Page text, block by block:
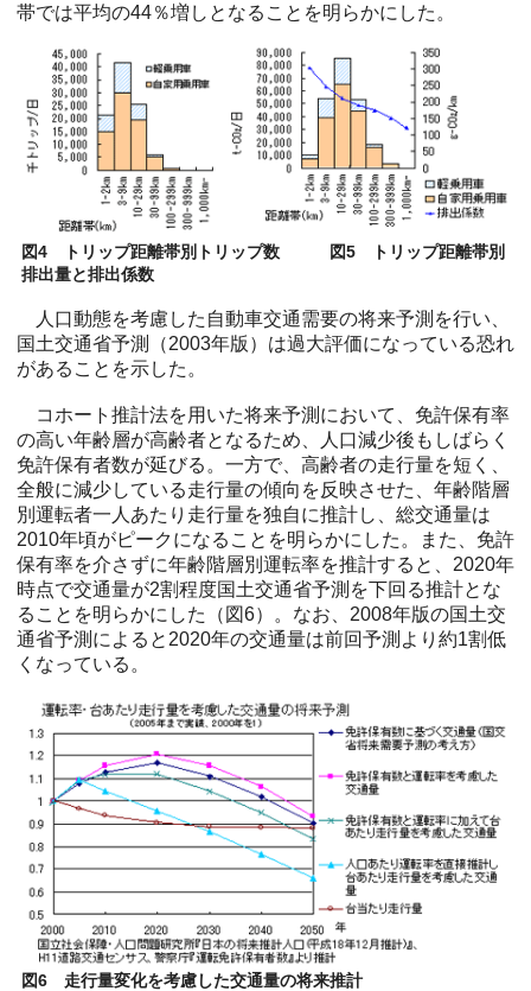
帯では平均の44％増しとなることを明らかにした。
図4 トリップ距離帯別トリップ数 図5 トリップ距離帯別
排出量と排出係数
人口動態を考慮した自動車交通需要の将来予測を行い、
国土交通省予測（2003年版）は過大評価になっている恐れ
があることを示した。
コホート推計法を用いた将来予測において、免許保有率
の高い年齢層が高齢者となるため、人口減少後もしばらく
免許保有者数が延びる。一方で、高齢者の走行量を短く、
全般に減少している走行量の傾向を反映させた、年齢階層
別運転者一人あたり走行量を独自に推計し、総交通量は
2010年頃がピークになることを明らかにした。また、免許
保有率を介さずに年齢階層別運転率を推計すると、2020年
時点で交通量が2割程度国土交通省予測を下回る推計とな
ることを明らかにした（図6）。なお、2008年版の国土交
通省予測によると2020年の交通量は前回予測より約1割低
くなっている。
図6 走行量変化を考慮した交通量の将来推計